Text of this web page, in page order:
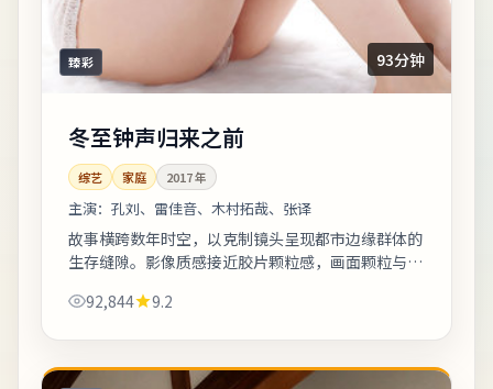
臻彩 93分钟
冬至钟声归来之前
综艺 家庭 2017年
主演： 孔刘、雷佳音、木村拓哉、张译
故事横跨数年时空，以克制镜头呈现都市边缘群体的
生存缝隙。影像质感接近胶片颗粒感，画面颗粒与雨
绕声更能体会声音细节。《冬至钟声归来之...
92,844 9.2